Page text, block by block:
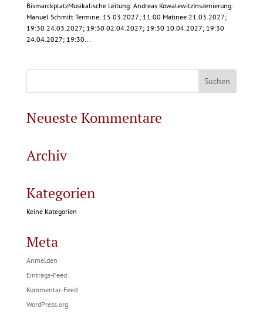
BismarckplatzMusikalische Leitung: Andreas KowalewitzInszenierung:
Manuel Schmitt Termine: 15.03.2027; 11:00 Matinee 21.03.2027;
19:30 24.03.2027; 19:30 02.04.2027; 19:30 10.04.2027; 19:30
24.04.2027; 19:30...
Neueste Kommentare
Archiv
Kategorien
Keine Kategorien
Meta
Anmelden
Eintrags-Feed
Kommentar-Feed
WordPress.org